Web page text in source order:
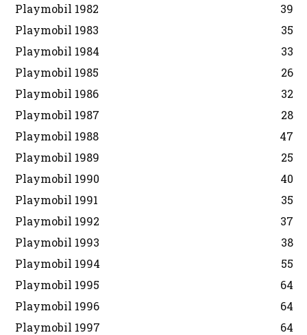
Playmobil 1982
39
Playmobil 1983
35
Playmobil 1984
33
Playmobil 1985
26
Playmobil 1986
32
Playmobil 1987
28
Playmobil 1988
47
Playmobil 1989
25
Playmobil 1990
40
Playmobil 1991
35
Playmobil 1992
37
Playmobil 1993
38
Playmobil 1994
55
Playmobil 1995
64
Playmobil 1996
64
Playmobil 1997
64